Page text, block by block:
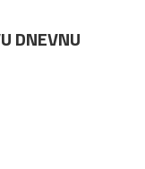
DNEVNU